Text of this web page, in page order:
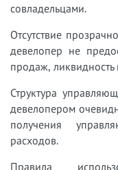
совладельцами.
Отсутствие
девелопер не
продаж,
Структура
девелопером
получения
расходов.
Правила